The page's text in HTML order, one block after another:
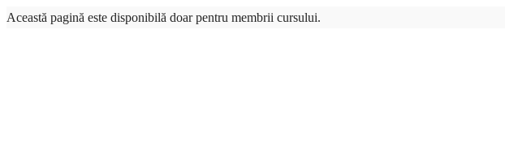
Această pagină este disponibilă doar pentru membrii cursului.